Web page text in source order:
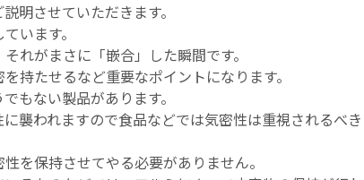
明させていただきます。
います。
れがまさに「嵌合」した瞬間です。
持たせるなど重要なポイントになります。
もない製品があります。
襲われますので食品などでは気密性は重視されるべき
を保持させてやる必要がありません。